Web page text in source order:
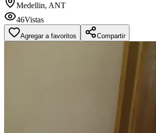
Medellin, ANT
46Vistas
Agregar a favoritos Compartir